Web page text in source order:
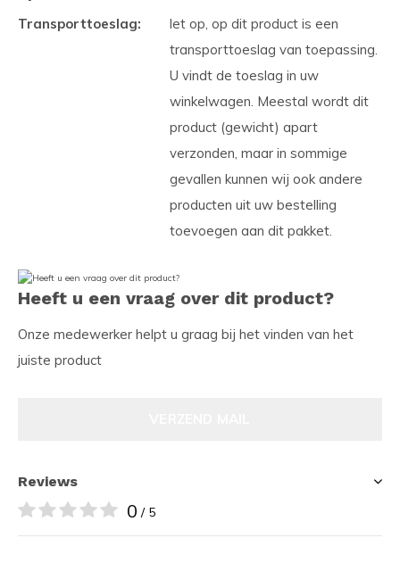
Transporttoeslag:
let op, op dit product is een
transporttoeslag van toepassing.
U vindt de toeslag in uw
winkelwagen. Meestal wordt dit
product (gewicht) apart
verzonden, maar in sommige
gevallen kunnen wij ook andere
producten uit uw bestelling
toevoegen aan dit pakket.
Heeft u een vraag over dit product?
Onze medewerker helpt u graag bij het vinden van het
juiste product
Reviews
0 / 5